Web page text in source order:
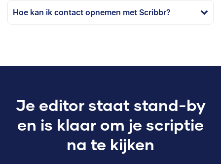
Hoe kan ik contact opnemen met Scribbr?
Je editor staat stand-by
en is klaar om je scriptie
na te kijken